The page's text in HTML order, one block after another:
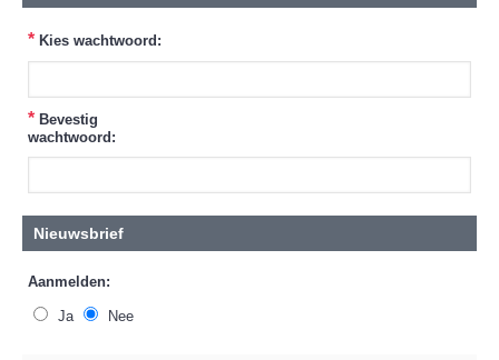
* Kies wachtwoord:
* Bevestig
wachtwoord:
Nieuwsbrief
Aanmelden:
Ja Nee